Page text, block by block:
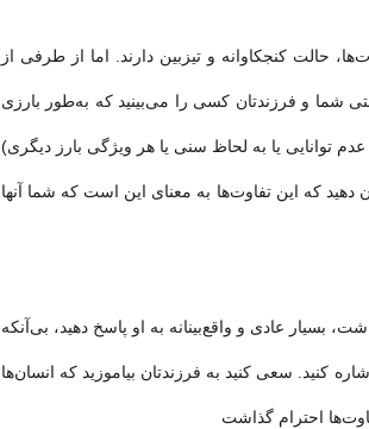
‌حالت کنجکاوانه و تیزبین دارند. اما از طرفی از
و فرزند‌تان کسی را می‌بینید که به‌طور بارزی
توانایی یا به لحاظ سنی یا هر ویژگی بارز دیگری)
دهید که این تفاوت‌ها به معنای این است که شما آنها
بسیار عادی و واقع‌بینانه به او پاسخ دهید، بی‌آنکه
کنید. سعی کنید به فرزندتان بیاموزید که انسان‌ها
احترام گذاشت